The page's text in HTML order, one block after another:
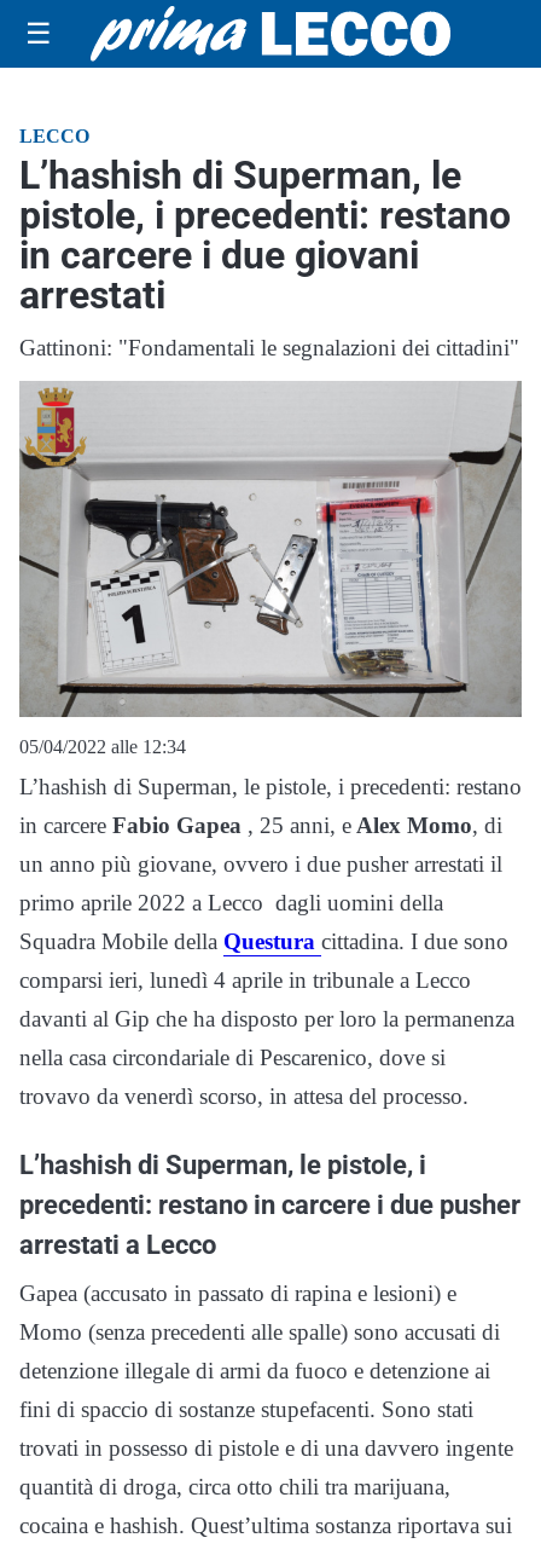
☰
LECCO
L’hashish di Superman, le
pistole, i precedenti: restano
in carcere i due giovani
arrestati
Gattinoni: "Fondamentali le segnalazioni dei cittadini"
05/04/2022 alle 12:34
L’hashish di Superman, le pistole, i precedenti: restano
in carcere Fabio Gapea , 25 anni, e Alex Momo, di
un anno più giovane, ovvero i due pusher arrestati il
primo aprile 2022 a Lecco dagli uomini della
Squadra Mobile della Questura cittadina. I due sono
comparsi ieri, lunedì 4 aprile in tribunale a Lecco
davanti al Gip che ha disposto per loro la permanenza
nella casa circondariale di Pescarenico, dove si
trovavo da venerdì scorso, in attesa del processo.
L’hashish di Superman, le pistole, i
precedenti: restano in carcere i due pusher
arrestati a Lecco
Gapea (accusato in passato di rapina e lesioni) e
Momo (senza precedenti alle spalle) sono accusati di
detenzione illegale di armi da fuoco e detenzione ai
fini di spaccio di sostanze stupefacenti. Sono stati
trovati in possesso di pistole e di una davvero ingente
quantità di droga, circa otto chili tra marijuana,
cocaina e hashish. Quest’ultima sostanza riportava sui